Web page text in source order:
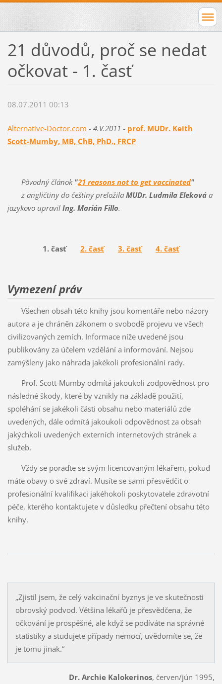
21 důvodů, proč se nedat
očkovat - 1. časť
08.07.2011 00:13
Alternative-Doctor.com - 4.V.2011 - prof. MUDr. Keith
Scott-Mumby, MB, ChB, PhD., FRCP
Pôvodný článok "21 reasons not to get vaccinated"
z angličtiny do češtiny preložila MUDr. Ludmila Elekováa
jazykovo upravil Ing. Marián Fillo.
1. časť 2. časť 3. časť 4. časť
Vymezení práv
Všechen obsah této knihy jsou komentáře nebo názory
autora a je chráněn zákonem o svobodě projevu ve všech
civilizovaných zemích. Informace níže uvedené jsou
publikovány za účelem vzdělání a informování. Nejsou
zamýšleny jako náhrada jakékoli profesionální rady.
Prof. Scott-Mumby odmítá jakoukoli zodpovědnost pro
následné škody, které by vznikly na základě použití,
spoléhání se jakékoli části obsahu nebo materiálů zde
uvedených, dále odmítá jakoukoli odpovědnost za obsah
jakýchkoli uvedených externích internetových stránek a
služeb.
Vždy se poraďte se svým licencovaným lékařem, pokud
máte obavy o své zdraví. Musíte se sami přesvědčit o
profesionální kvalifikaci jakéhokoli poskytovatele zdravotní
péče, kterého kontaktujete v důsledku přečtení obsahu této
knihy.
„Zjistil jsem, že celý vakcinační byznys je ve skutečnosti
obrovský podvod. Většina lékařů je přesvědčena, že
očkování je prospěšné, ale když se podíváte na správné
statistiky a studujete případy nemocí, uvědomíte se, že
je tomu jinak.“
Dr. Archie Kalokerinos, červen/jún 1995,